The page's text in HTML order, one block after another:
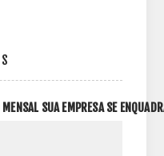
SUA EMPRESA SE